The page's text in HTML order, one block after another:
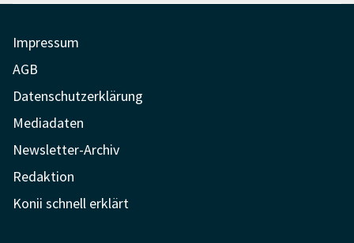
Impressum
AGB
Datenschutzerklärung
Mediadaten
Newsletter-Archiv
Redaktion
Konii schnell erklärt